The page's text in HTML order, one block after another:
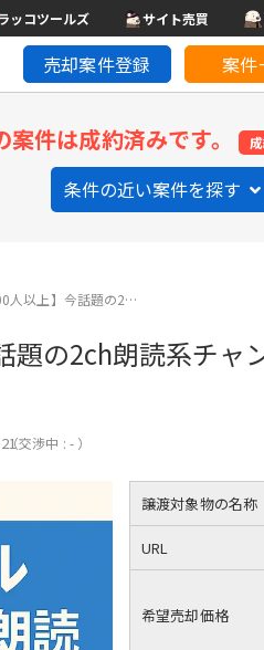
ッコツールズ サイト売買
売却案件登録 案件
案件は成約済みです。
条件の近い案件を探す
人以上】今話題の2…
の2ch朗読系チャ
21
（交渉中 : - ）
譲渡対象物の名称
URL
希望売却価格